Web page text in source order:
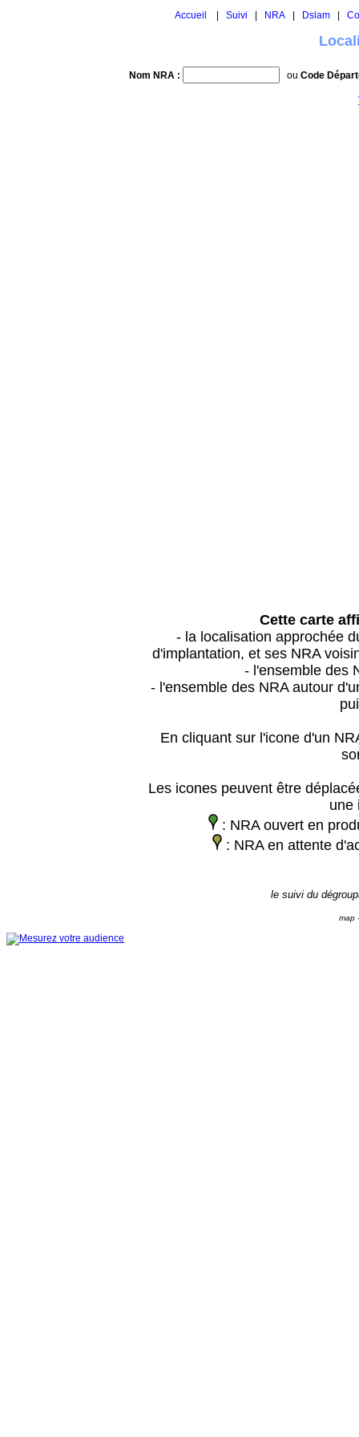
Accueil Suivi NRA Dslam
Nom NRA : ou Code
Cette carte
- la localisation approchée
d'implantation, et ses NRA
- l'ensemble des
- l'ensemble des NRA autour
En cliquant sur l'icone d'un
Les icones peuvent être
une
: NRA ouvert en
: NRA en attente
le suivi du
map